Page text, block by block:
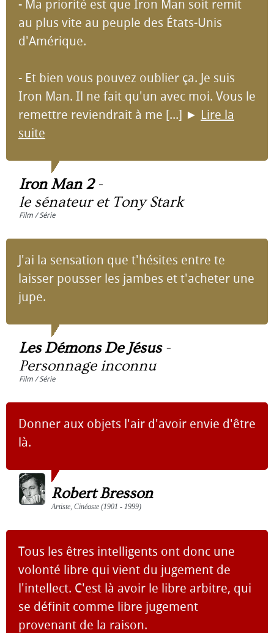
- Ma priorité est que Iron Man soit remit
au plus vite au peuple des États-Unis
d'Amérique.
- Et bien vous pouvez oublier ça. Je suis
Iron Man. Il ne fait qu'un avec moi. Vous le
remettre reviendrait à me [...] ► Lire la
suite
Iron Man 2-
le sénateur et Tony Stark
Film / Série
J'ai la sensation que t'hésites entre te
laisser pousser les jambes et t'acheter une
jupe.
Les Démons De Jésus-
Personnage inconnu
Film / Série
Donner aux objets l'air d'avoir envie d'être
là.
Robert Bresson
Artiste, Cinéaste (1901 - 1999)
Tous les êtres intelligents ont donc une
volonté libre qui vient du jugement de
l'intellect. C'est là avoir le libre arbitre, qui
se définit comme libre jugement
provenant de la raison.